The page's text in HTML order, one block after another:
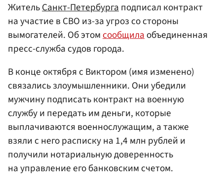
ЖительСанкт-Петербургаподписал контракт
на участие в СВО из-за угроз со стороны
вымогателей. Об этомсообщилаобъединенная
пресс-служба судов города.
В конце октября с Виктором (имя изменено)
связались злоумышленники. Они убедили
мужчину подписать контракт на военную
службу и передать им деньги, которые
выплачиваются военнослужащим, а также
взяли с него расписку на 1,4 млн рублей и
получили нотариальную доверенность
на управление его банковским счетом.